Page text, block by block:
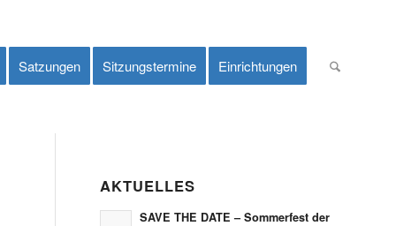
Satzungen Sitzungstermine Einrichtungen
AKTUELLES
SAVE THE DATE – Sommerfest der